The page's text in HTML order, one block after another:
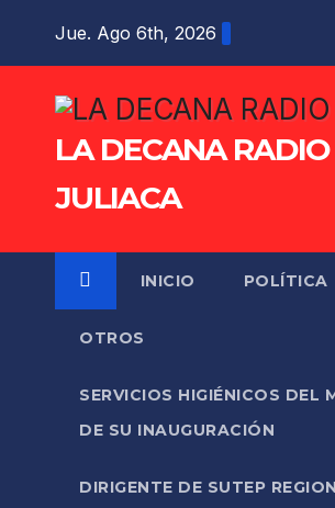
Jue. Ago 6th, 2026
LA DECANA RADIO
JULIACA
INICIO POLÍTICA
OTROS
SERVICIOS HIGIÉNICOS DEL
DE SU INAUGURACIÓN
DIRIGENTE DE SUTEP